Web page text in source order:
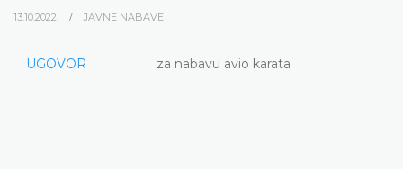
13.10.2022. JAVNE NABAVE
UGOVOR za nabavu avio karata